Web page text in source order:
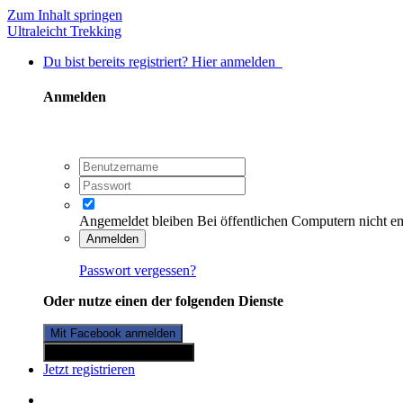
Zum Inhalt springen
Ultraleicht Trekking
Du bist bereits registriert? Hier anmelden
Anmelden
Angemeldet bleiben Bei öffentlichen Computern nicht
Anmelden
Passwort vergessen?
Oder nutze einen der folgenden Dienste
Mit Facebook anmelden
Jetzt registrieren